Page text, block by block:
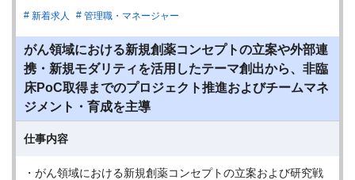
新着求人 管理職・マネージャー
がん領域における新規創薬コンセプトの立案や外部連
携・新規モダリティを活用したテーマ創出から、非臨
床PoC取得までのプロジェクト推進およびチームマネ
ジメント・育成を主導
仕事内容
・がん領域における新規創薬コンセプトの立案および研究戦